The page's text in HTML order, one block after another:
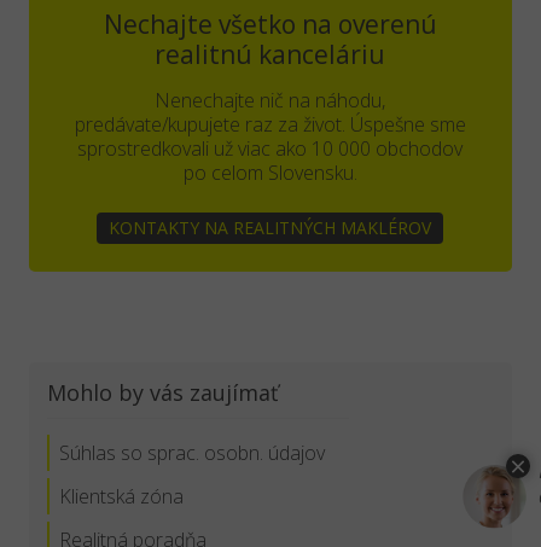
Nechajte všetko na overenú
realitnú kanceláriu
Nenechajte nič na náhodu,
predávate/kupujete raz za život. Úspešne sme
sprostredkovali už viac ako 10 000 obchodov
po celom Slovensku.
KONTAKTY NA REALITNÝCH MAKLÉROV
Mohlo by vás zaujímať
Súhlas so sprac. osobn. údajov
Klientská zóna
Realitná poradňa